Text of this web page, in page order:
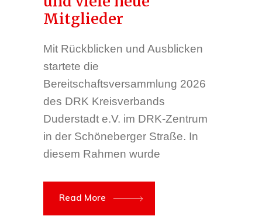
Mitglieder
Mit Rückblicken und Ausblicken
startete die
Bereitschaftsversammlung 2026
des DRK Kreisverbands
Duderstadt e.V. im DRK-Zentrum
in der Schöneberger Straße. In
diesem Rahmen wurde
Read More